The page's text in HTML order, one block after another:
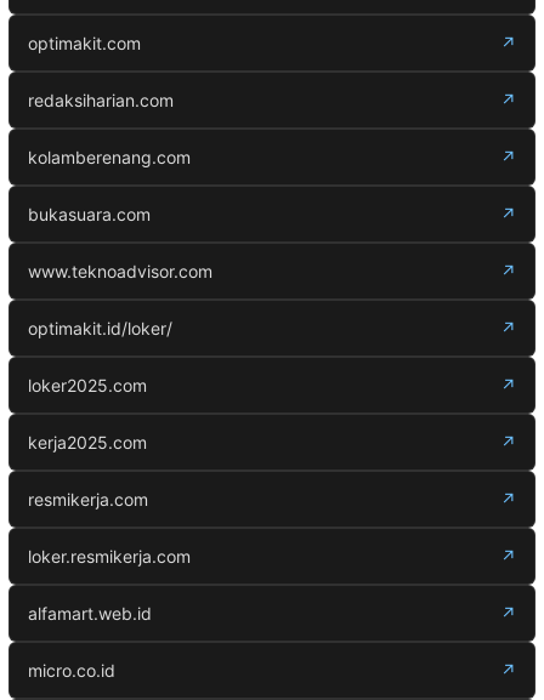
optimakit.com ↗
redaksiharian.com ↗
kolamberenang.com ↗
bukasuara.com ↗
www.teknoadvisor.com ↗
optimakit.id/loker/ ↗
loker2025.com ↗
kerja2025.com ↗
resmikerja.com ↗
loker.resmikerja.com ↗
alfamart.web.id ↗
micro.co.id ↗